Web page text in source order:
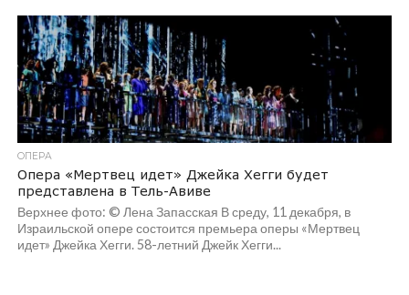
ОПЕРА
Опера «Мертвец идет» Джейка Хегги будет
представлена в Тель-Авиве
Верхнее фото: © Лена Запасская В среду, 11 декабря, в
Израильской опере состоится премьера оперы «Мертвец
идет» Джейка Хегги. 58-летний Джейк Хегги...